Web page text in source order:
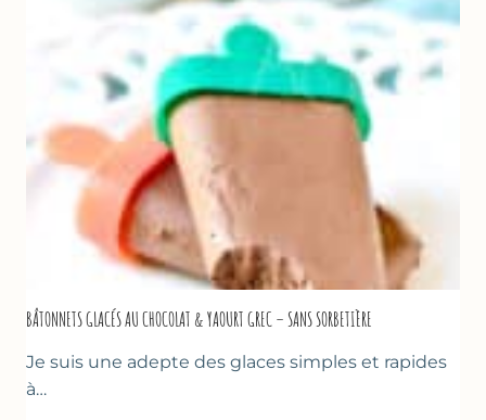
CITRON
BASILIC
BÂTONNETS GLACÉS AU CHOCOLAT & YAOURT GREC – SANS SORBETIÈRE
Je suis une adepte des glaces simples et rapides
à…